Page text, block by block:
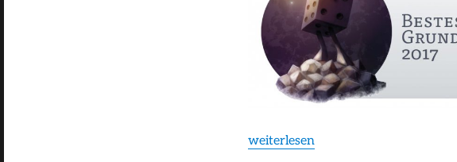
„…and the Winner is: Metal Heroes!“
weiterlesen